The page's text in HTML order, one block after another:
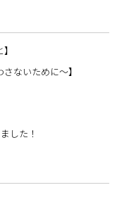
ないために〜】
した！